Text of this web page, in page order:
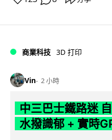
商業科技 3D 打印
Vin 2 小時
中三巴士鐵路迷
水撥識郁 + 實時